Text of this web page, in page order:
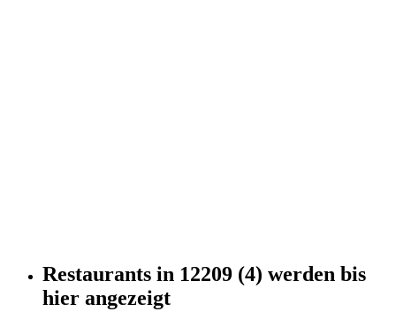
Restaurants in 12209 (4) werden bis
hier angezeigt